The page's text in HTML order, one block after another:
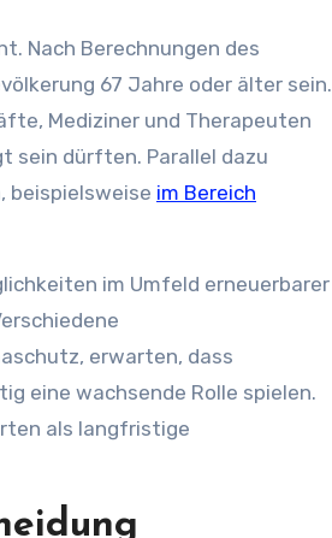
Nach Berechnungen des
67 Jahre oder älter sein.
Mediziner und Therapeuten
sein dürften. Parallel dazu
beispielsweise im Bereich
im Umfeld erneuerbarer
erwarten, dass
eine wachsende Rolle spielen.
als langfristige